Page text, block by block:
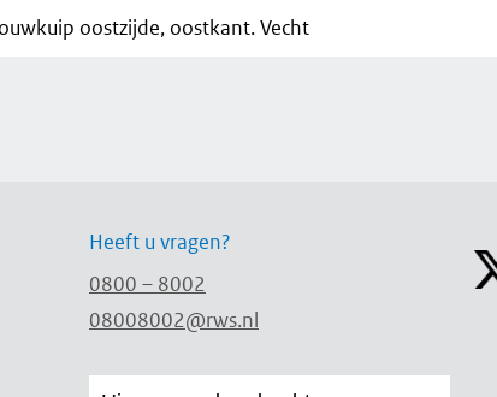
oostzijde, oostkant. Vecht
Heeft u vragen?
0800 – 8002
08008002@rws.nl